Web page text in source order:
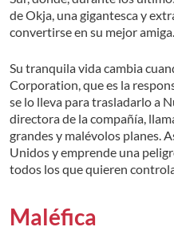
de Okja, una gigantesca y
convertirse en su mejor amiga.
Su tranquila vida cambia
Corporation, que es la
se lo lleva para trasladarlo a
directora de la compañía,
grandes y malévolos planes.
Unidos y emprende una
todos los que quieren
Maléfica